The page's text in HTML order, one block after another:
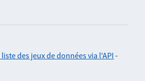
des jeux de données via l'API -